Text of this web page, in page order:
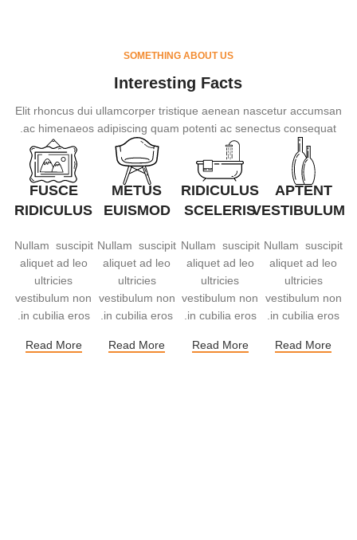
SOMETHING ABOUT US
Interesting Facts
Elit rhoncus dui ullamcorper tristique aenean nascetur accumsan
ac himenaeos adipiscing quam potenti ac senectus consequat.
APTENT
VESTIBULUM
Nullam suscipit
aliquet ad leo
ultricies
vestibulum non
in cubilia eros.
Read More
RIDICULUS
SCELERIS
Nullam suscipit
aliquet ad leo
ultricies
vestibulum non
in cubilia eros.
Read More
METUS
EUISMOD
Nullam suscipit
aliquet ad leo
ultricies
vestibulum non
in cubilia eros.
Read More
FUSCE
RIDICULUS
Nullam suscipit
aliquet ad leo
ultricies
vestibulum non
in cubilia eros.
Read More